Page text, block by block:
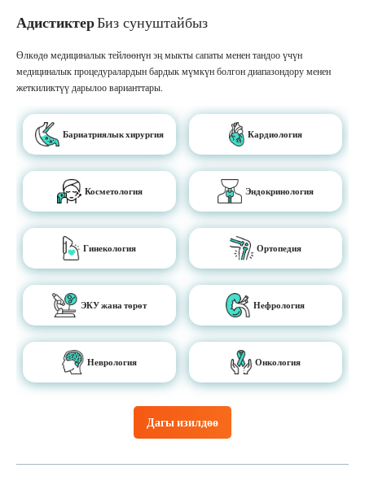
АдистиктерБиз сунуштайбыз
Дагы изилдөө
Өлкөдө медициналык тейлөөнүн эң мыкты сапаты менен тандоо үчүн
медициналык процедуралардын бардык мүмкүн болгон диапазондору менен
жеткиликтүү дарылоо варианттары.
Бариатриялык хирургия Кардиология
Косметология Эндокринология
Гинекология Ортопедия
ЭКУ жана төрөт Нефрология
Неврология Онкология